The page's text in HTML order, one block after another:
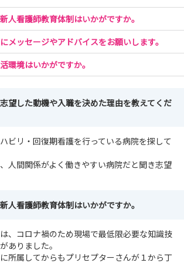
人看護師教育体制はいかがですか。
メッセージやアドバイスをお願いします。
環境はいかがですか。
望した動機や入職を決めた理由を教えてくだ
ビリ・回復期看護を行っている病院を探して
人間関係がよく働きやすい病院だと聞き志望
人看護師教育体制はいかがですか。
、コロナ禍のため現場で最低限必要な知識技
ありました。
所属してからもプリセプターさんが１から丁